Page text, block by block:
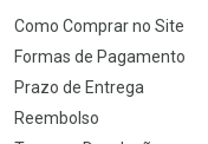
Como Comprar no Site
Formas de Pagamento
Prazo de Entrega
Reembolso